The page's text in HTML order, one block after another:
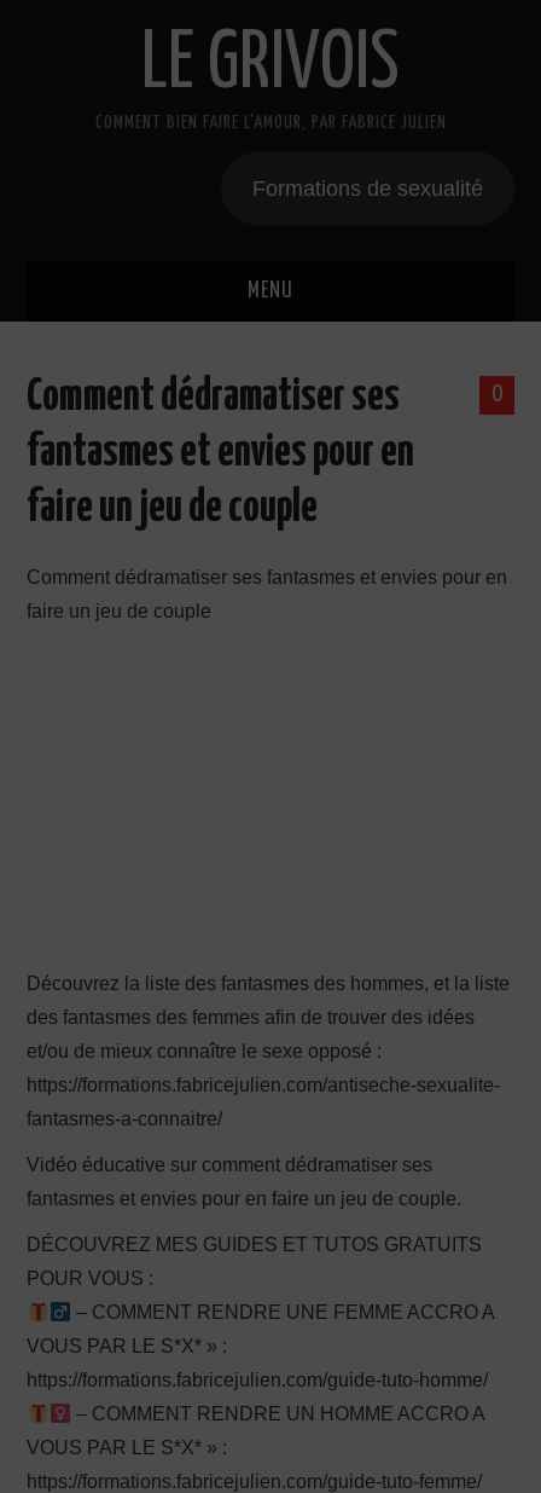
LE GRIVOIS
COMMENT BIEN FAIRE L'AMOUR, PAR FABRICE JULIEN
Formations de sexualité
MENU
A PROPOS
COURS DE SEXE
PRODUCTION X
0
Comment dédramatiser ses
fantasmes et envies pour en
faire un jeu de couple
Comment dédramatiser ses fantasmes et envies pour en
faire un jeu de couple
Découvrez la liste des fantasmes des hommes, et la liste
des fantasmes des femmes afin de trouver des idées
et/ou de mieux connaître le sexe opposé :
https://formations.fabricejulien.com/antiseche-sexualite-
fantasmes-a-connaitre/
Vidéo éducative sur comment dédramatiser ses
fantasmes et envies pour en faire un jeu de couple.
DÉCOUVREZ MES GUIDES ET TUTOS GRATUITS
POUR VOUS :
– COMMENT RENDRE UNE FEMME ACCRO A
VOUS PAR LE S*X* » :
https://formations.fabricejulien.com/guide-tuto-homme/
– COMMENT RENDRE UN HOMME ACCRO A
VOUS PAR LE S*X* » :
https://formations.fabricejulien.com/guide-tuto-femme/